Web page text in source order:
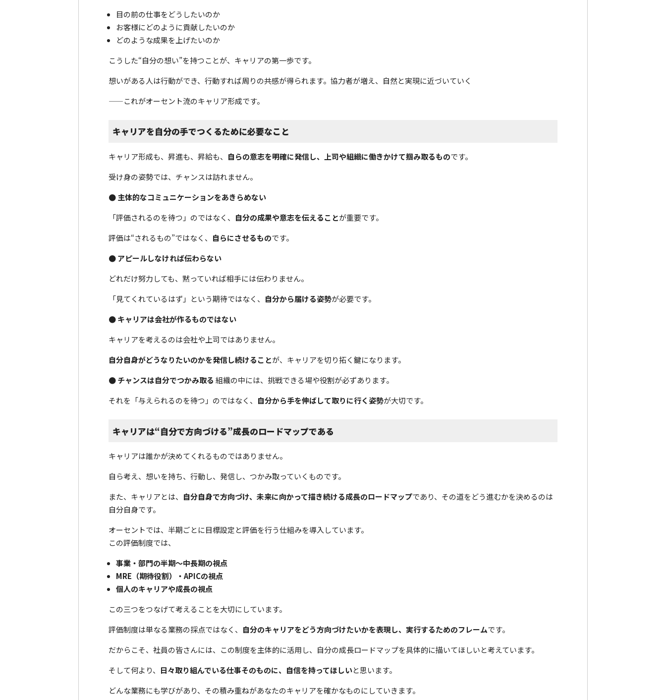
目の前の仕事をどうしたいのか
お客様にどのように貢献したいのか
どのような成果を上げたいのか
こうした“自分の想い”を持つことが、キャリアの第一歩です。
想いがある人は行動ができ、行動すれば周りの共感が得られます。協力者が増え、自然と実現に近づいていく
——これがオーセント流のキャリア形成です。
キャリアを自分の手でつくるために必要なこと
キャリア形成も、昇進も、昇給も、 自らの意志を明確に発信し、上司や組織に働きかけて掴み取るものです。
受け身の姿勢では、チャンスは訪れません。
● 主体的なコミュニケーションをあきらめない
「評価されるのを待つ」のではなく、 自分の成果や意志を伝えることが重要です。
評価は“されるもの”ではなく、 自らにさせるものです。
● アピールしなければ伝わらない
どれだけ努力しても、黙っていれば相手には伝わりません。
「見てくれているはず」という期待ではなく、 自分から届ける姿勢が必要です。
● キャリアは会社が作るものではない
キャリアを考えるのは会社や上司ではありません。
自分自身がどうなりたいのかを発信し続けることが、キャリアを切り拓く鍵になります。
● チャンスは自分でつかみ取る 組織の中には、挑戦できる場や役割が必ずあります。
それを「与えられるのを待つ」のではなく、 自分から手を伸ばして取りに行く姿勢が大切です。
キャリアは“自分で方向づける”成長のロードマップである
キャリアは誰かが決めてくれるものではありません。
自ら考え、想いを持ち、行動し、発信し、つかみ取っていくものです。
また、キャリアとは、 自分自身で方向づけ、未来に向かって描き続ける成長のロードマップであり、その道をどう進むかを決めるのは
自分自身です。
オーセントでは、半期ごとに目標設定と評価を行う仕組みを導入しています。
この評価制度では、
事業・部門の半期～中長期の視点
MRE（期待役割）・APICの視点
個人のキャリアや成長の視点
この三つをつなげて考えることを大切にしています。
評価制度は単なる業務の採点ではなく、 自分のキャリアをどう方向づけたいかを表現し、実行するためのフレームです。
だからこそ、社員の皆さんには、この制度を主体的に活用し、自分の成長ロードマップを具体的に描いてほしいと考えています。
そして何より、 日々取り組んでいる仕事そのものに、自信を持ってほしいと思います。
どんな業務にも学びがあり、その積み重ねがあなたのキャリアを確かなものにしていきます。